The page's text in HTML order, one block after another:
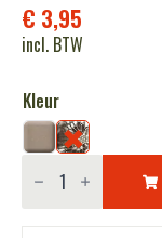
€ 3,95
incl. BTW
Kleur
Camo
wrap
INC
aantal